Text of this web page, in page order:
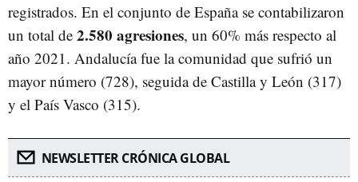
registrados. En el conjunto de España se contabilizaron
un total de 2.580 agresiones, un 60% más respecto al
año 2021. Andalucía fue la comunidad que sufrió un
mayor número (728), seguida de Castilla y León (317)
y el País Vasco (315).
NEWSLETTER CRÓNICA GLOBAL